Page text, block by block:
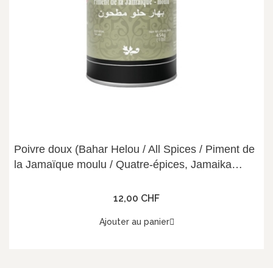
Poivre doux (Bahar Helou / All Spices / Piment de
la Jamaïque moulu / Quatre-épices, Jamaika
12,00 CHF
Ajouter au panier